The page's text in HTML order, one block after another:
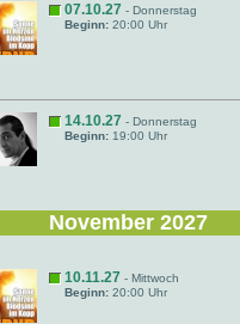
07.10.27 - Donnerstag
Beginn: 20:00 Uhr
14.10.27 - Donnerstag
Beginn: 19:00 Uhr
November 2027
10.11.27 - Mittwoch
Beginn: 20:00 Uhr